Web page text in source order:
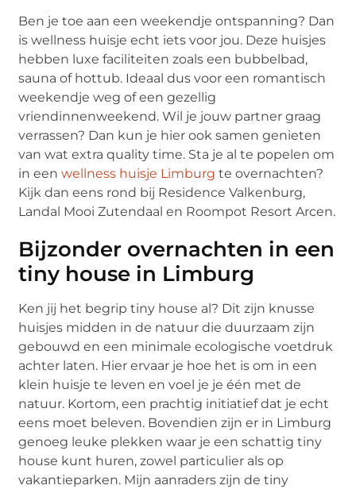
Ben je toe aan een weekendje ontspanning? Dan
is wellness huisje echt iets voor jou. Deze huisjes
hebben luxe faciliteiten zoals een bubbelbad,
sauna of hottub. Ideaal dus voor een romantisch
weekendje weg of een gezellig
vriendinnenweekend. Wil je jouw partner graag
verrassen? Dan kun je hier ook samen genieten
van wat extra quality time. Sta je al te popelen om
in eenwellness huisje Limburg te overnachten?
Kijk dan eens rond bij Residence Valkenburg,
Landal Mooi Zutendaal en Roompot Resort Arcen.
Bijzonder overnachten in een
tiny house in Limburg
Ken jij het begrip tiny house al? Dit zijn knusse
huisjes midden in de natuur die duurzaam zijn
gebouwd en een minimale ecologische voetdruk
achter laten. Hier ervaar je hoe het is om in een
klein huisje te leven en voel je je één met de
natuur. Kortom, een prachtig initiatief dat je echt
eens moet beleven. Bovendien zijn er in Limburg
genoeg leuke plekken waar je een schattig tiny
house kunt huren, zowel particulier als op
vakantieparken. Mijn aanraders zijn de tiny